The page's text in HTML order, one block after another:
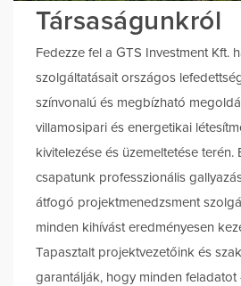
Társaságunkról
Fedezze fel a GTS Investment Kft.
szolgáltatásait országos
színvonalú és megbízható
villamosipari és energetikai
kivitelezése és üzemeltetése terén.
csapatunk professzionális
átfogó projektmenedzsment
minden kihívást eredményesen
Tapasztalt projektvezetőink és
garantálják, hogy minden feladatot